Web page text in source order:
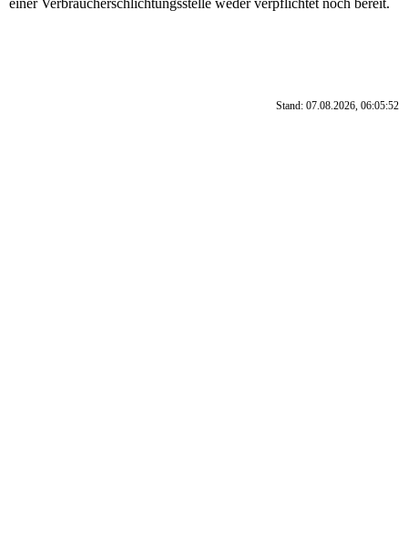
einer Verbraucherschlichtungsstelle weder verpflichtet noch bereit.
Stand: 07.08.2026, 06:05:52